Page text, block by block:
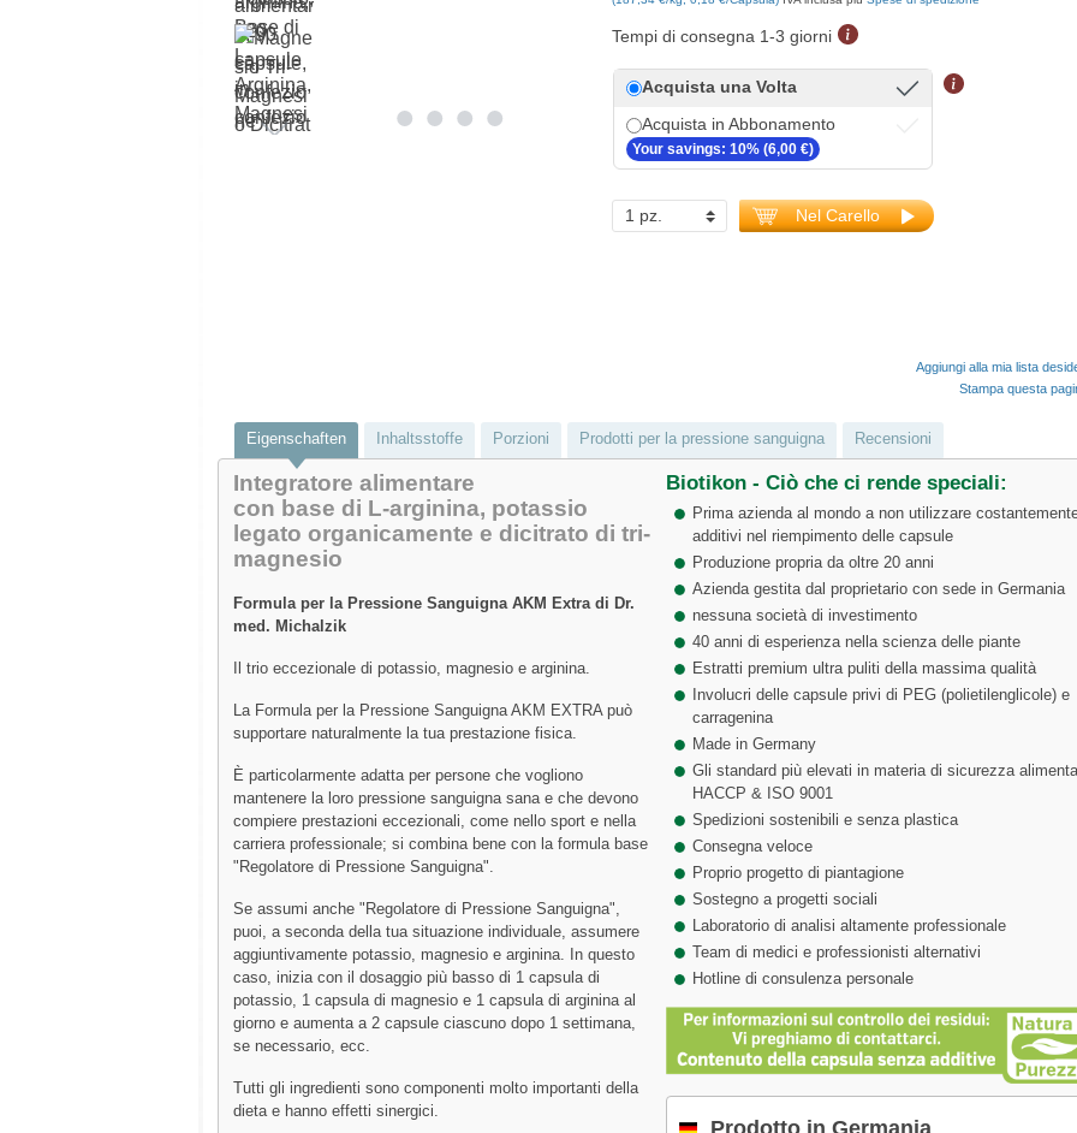
Tempi di consegna 1-3 giorni
Acquista una Volta
Acquista in Abbonamento
Your savings: 10% (6,00 €)
Nel Carello
Aggiungi alla mia lista
Stampa questa
Eigenschaften Inhaltsstoffe Porzioni Prodotti per la pressione sanguigna Recensioni
Integratore alimentare
con base di L-arginina, potassio
legato organicamente e dicitrato di tri-
magnesio
Formula per la Pressione Sanguigna AKM Extra di Dr.
med. Michalzik
Il trio eccezionale di potassio, magnesio e arginina.
La Formula per la Pressione Sanguigna AKM EXTRA può
supportare naturalmente la tua prestazione fisica.
È particolarmente adatta per persone che vogliono
mantenere la loro pressione sanguigna sana e che devono
compiere prestazioni eccezionali, come nello sport e nella
carriera professionale; si combina bene con la formula base
"Regolatore di Pressione Sanguigna".
Se assumi anche "Regolatore di Pressione Sanguigna",
puoi, a seconda della tua situazione individuale, assumere
aggiuntivamente potassio, magnesio e arginina. In questo
caso, inizia con il dosaggio più basso di 1 capsula di
potassio, 1 capsula di magnesio e 1 capsula di arginina al
giorno e aumenta a 2 capsule ciascuno dopo 1 settimana,
se necessario, ecc.
Tutti gli ingredienti sono componenti molto importanti della
dieta e hanno effetti sinergici.
Biotikon - Ciò che ci rende speciali:
Prima azienda al mondo a non utilizzare
additivi nel riempimento delle capsule
Produzione propria da oltre 20 anni
Azienda gestita dal proprietario con sede in Germania
nessuna società di investimento
40 anni di esperienza nella scienza delle piante
Estratti premium ultra puliti della massima qualità
Involucri delle capsule privi di PEG (polietilenglicole) e
carragenina
Made in Germany
Gli standard più elevati in materia di sicurezza
HACCP & ISO 9001
Spedizioni sostenibili e senza plastica
Consegna veloce
Proprio progetto di piantagione
Sostegno a progetti sociali
Laboratorio di analisi altamente professionale
Team di medici e professionisti alternativi
Hotline di consulenza personale
Prodotto in Germania